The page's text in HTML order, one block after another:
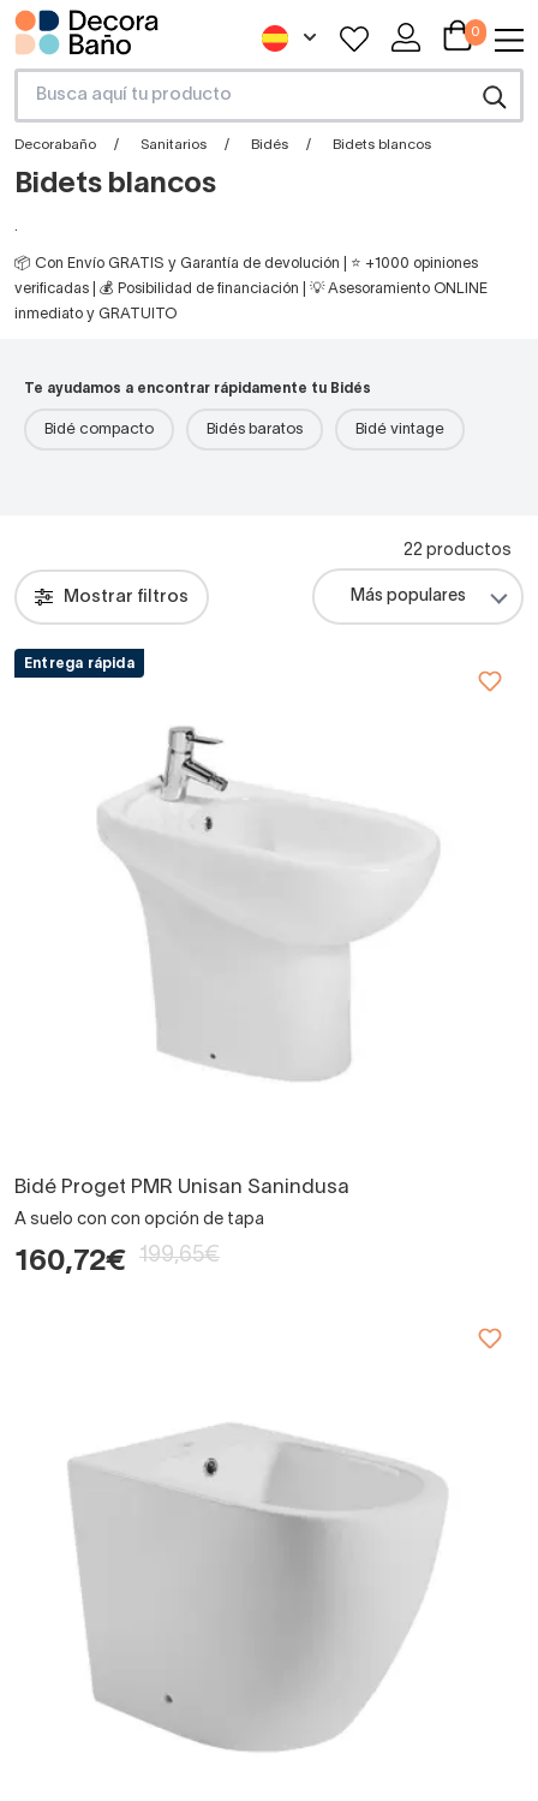
0
Decorabaño Sanitarios Bidés Bidets blancos
Bidets blancos
.
📦 Con Envío GRATIS y Garantía de devolución | ⭐ +1000 opiniones
verificadas | 💰 Posibilidad de financiación | 💡 Asesoramiento ONLINE
inmediato y GRATUITO
Te ayudamos a encontrar rápidamente tu Bidés
Bidé compacto Bidés baratos Bidé vintage
Mostrar filtros
22 productos
Entrega rápida
Bidé Proget PMR Unisan Sanindusa
A suelo con con opción de tapa
160,72€ 199,65€